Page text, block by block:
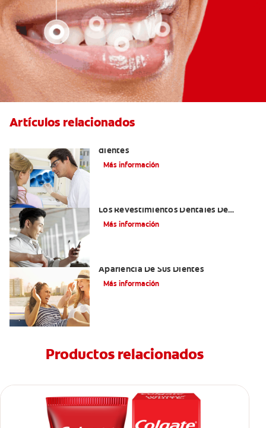
Artículos relacionados
dientes
Más información
Los Revestimientos Dentales De
Porcelana?
Más información
Apariencia De Sus Dientes
Más información
Productos relacionados